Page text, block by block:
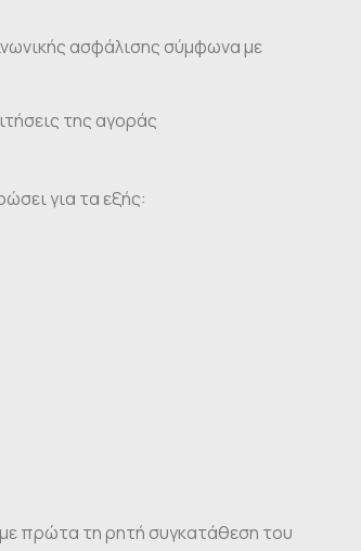
ασφάλισης σύμφωνα με
της αγοράς
για τα εξής:
πρώτα τη ρητή συγκατάθεση του